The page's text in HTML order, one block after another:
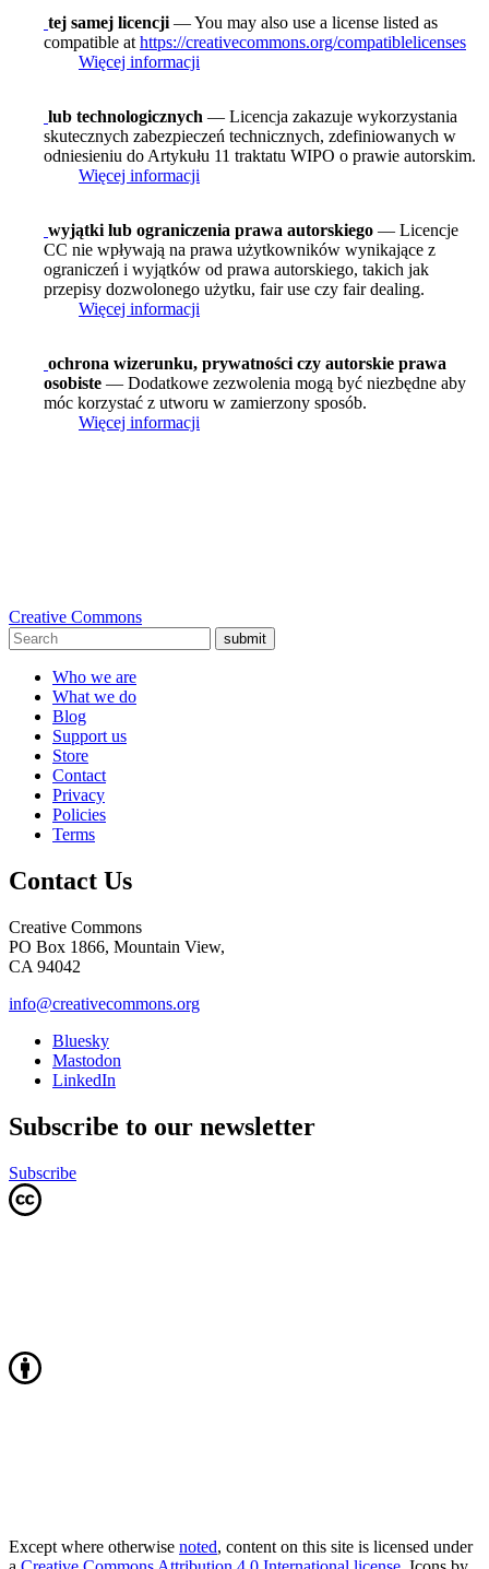
tej samej licencji — You may also use a license listed as
compatible at https://creativecommons.org/compatiblelicenses
Więcej informacji
lub technologicznych — Licencja zakazuje wykorzystania
skutecznych zabezpieczeń technicznych, zdefiniowanych w
odniesieniu do Artykułu 11 traktatu WIPO o prawie autorskim.
Więcej informacji
wyjątki lub ograniczenia prawa autorskiego — Licencje
CC nie wpływają na prawa użytkowników wynikające z
ograniczeń i wyjątków od prawa autorskiego, takich jak
przepisy dozwolonego użytku, fair use czy fair dealing.
Więcej informacji
ochrona wizerunku, prywatności czy autorskie prawa
osobiste — Dodatkowe zezwolenia mogą być niezbędne aby
móc korzystać z utworu w zamierzony sposób.
Więcej informacji
Creative Commons
submit
Who we are
What we do
Blog
Support us
Store
Contact
Privacy
Policies
Terms
Contact Us
Creative Commons
PO Box 1866, Mountain View,
CA 94042
info@creativecommons.org
Bluesky
Mastodon
LinkedIn
Subscribe to our newsletter
Subscribe
Except where otherwise noted, content on this site is licensed under